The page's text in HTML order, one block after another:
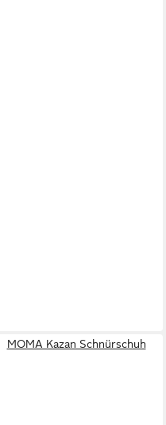
MOMA Kazan Schnürschuh